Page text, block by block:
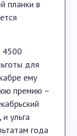
планки в
4500
для
ему
премию –
ульга
года